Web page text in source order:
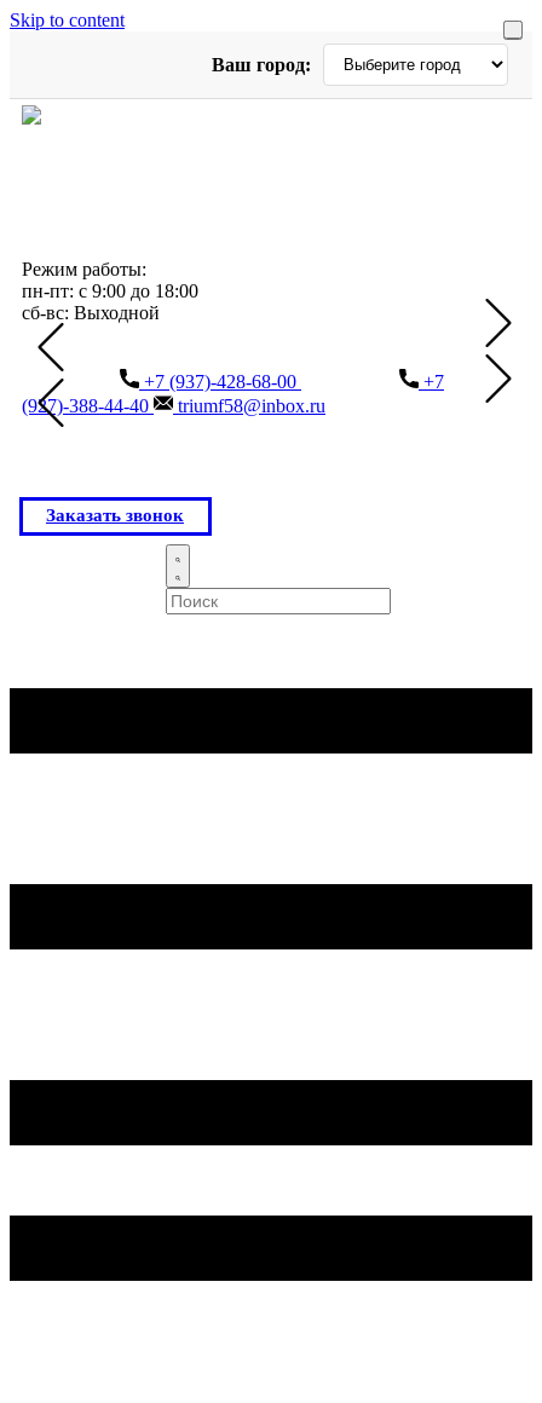
Skip to content
Ваш город:
Режим работы:
пн-пт: с 9:00 до 18:00
сб-вс: Выходной
+7 (937)-428-68-00
+7
(927)-388-44-40
triumf58@inbox.ru
Заказать звонок